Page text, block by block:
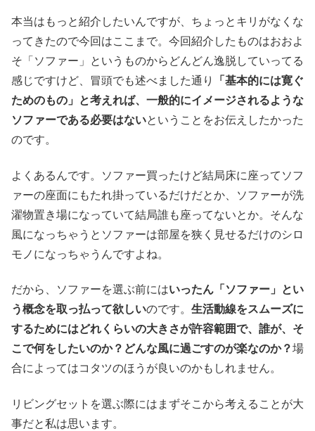
本当はもっと紹介したいんですが、ちょっとキリがなくな
ってきたので今回はここまで。今回紹介したものはおおよ
そ「ソファー」というものからどんどん逸脱していってる
感じですけど、冒頭でも述べました通り
「基本的には寛ぐ
ためのもの」と考えれば、一般的にイメージされるような
ソファーである必要はないということをお伝えしたかった
のです。
よくあるんです。ソファー買ったけど結局床に座ってソフ
ァーの座面にもたれ掛っているだけだとか、ソファーが洗
濯物置き場になっていて結局誰も座ってないとか。そんな
風になっちゃうとソファーは部屋を狭く見せるだけのシロ
モノになっちゃうんですよね。
だから、ソファーを選ぶ前にはいったん「ソファー」とい
う概念を取っ払って欲しいのです。 生活動線をスムーズに
するためにはどれくらいの大きさが許容範囲で、誰が、そ
こで何をしたいのか？どんな風に過ごすのが楽なのか？場
合によってはコタツのほうが良いのかもしれません。
リビングセットを選ぶ際にはまずそこから考えることが大
事だと私は思います。